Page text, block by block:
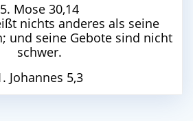
5. Mose 30,14
nichts anderes als seine
und seine Gebote sind nicht
schwer.
Johannes 5,3